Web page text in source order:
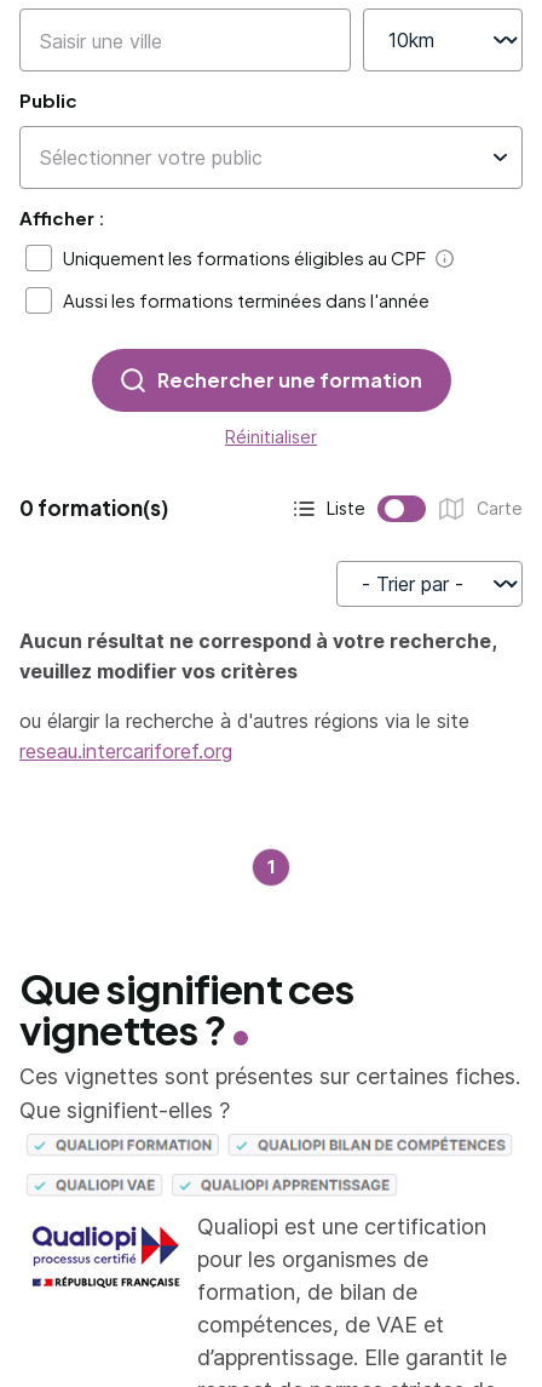
Public
Afficher :
Uniquement les formations éligibles au CPF
Aide
Aussi les formations terminées dans l'année
Rechercher une formation
Réinitialiser
0 formation(s)
Affichage actif :
Liste
Affichage :
Carte
Trier par
Aucun résultat ne correspond à votre recherche,
veuillez modifier vos critères
ou élargir la recherche à d'autres régions via le site
reseau.intercariforef.org
1
Que signifient ces
vignettes ?
Ces vignettes sont présentes sur certaines fiches.
Que signifient-elles ?
Qualiopi est une certification
pour les organismes de
formation, de bilan de
compétences, de VAE et
d’apprentissage. Elle garantit le